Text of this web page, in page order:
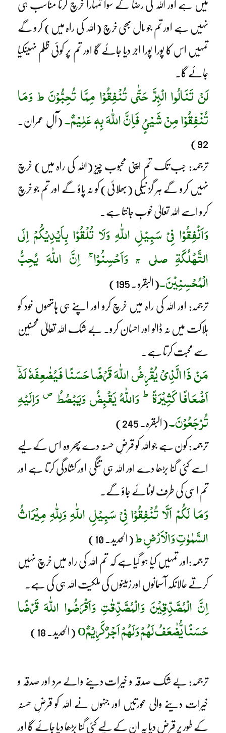
میں ہے اور اللہ کی رضا کے سوا تمہارا خرچ کرنا مناسب ہی
نہیں ہے اور تم جو مال بھی خرچ (اللہ کی راہ میں) کرو گے
تمہیں اس کا پورا پورا اجر دیا جائے گا اور تم پر کوئی ظلم نہیںکیا
جائے گا۔
لَنْ تَنَالُوا الْبِرَّ حَتّٰی تُنْفِقُوْا مِمَّا تُحِبُّوْنَ ط وَمَا
تُنْفِقُوْا مِنْ شَیْئٍ فَاِنَّ اللّٰہَ بِہٖ عَلِیْمٌ۔ (آلِ عمران۔
92)
ترجمہ: جب تک تم اپنی محبوب چیز (اللہ کی راہ میں) خرچ
نہیں کرو گے ہر گز نیکی (بھلائی) کو نہ پاؤ گے اور تم جو خرچ
کرو اسے اللہ تعالیٰ خوب جانتا ہے۔
وَاَنْفِقُوْا فِیْ سَبِیْلِ اللّٰہِ وَلَا تُلْقُوْا بِاَیْدِیْکُمْ اِلَی
التَّھْلُکَۃِ صلی ج وَاَحْسِنُوْاج اِنَّ اللّٰہَ یُحِبُّ
الْمُحْسِنِیْنَ۔(البقرہ۔ 195)
ترجمہ: اور اللہ کی راہ میں خرچ کرو اور اپنے ہی ہاتھوں خود کو
ہلاکت میں نہ ڈالو اور احسان کرو۔ بے شک اللہ تعالیٰ محسنین
سے محبت کرتا ہے۔
مَنْ ذَا الَّذِیْ یُقْرِضُ اللّٰہَ قَرْضًا حَسَنًا فَیُضٰعِفَہٗ لَہٗٓ
اَضْعَافًا کَثِیْرَۃًطوَاللّٰہُ یَقْبِضُ وَیَبْصُطُصوَاِلَیْہِ
تُرْجَعُوْنَ۔(البقرہ۔ 245)
ترجمہ: کون ہے جو اللہ کو قرضِ حسنہ دے پھر وہ اس کے لیے
اسے کئی گنا بڑھا دے اور اللہ ہی تنگی اور کشادگی کرتا ہے اور
تم اسی کی طرف لوٹائے جاؤ گے۔
وَمَا لَکُمْ اَلَّا تُنْفِقُوْا فِیْ سَبِیْلِ اللّٰہِ وَلِلّٰہِ مِیْرَاثُ
السَّمٰوٰتِ وَالْاَرْضِ ط (الحدید۔ 10)
ترجمہ:اور تمہیں کیا ہو گیا ہے کہ تم اللہ کی راہ میں خرچ نہیں
کرتے حالانکہ آسمانوں اور زمینوں کی ملکیت اللہ ہی کی ہے۔
اِنَّ الْمُصَّدِّقِیْنَ وَالْمُصَّدِّقٰتِ وَاَقْرَضُوا اللّٰہَ قَرْضًا
حَسَنًا یُّضٰعَفُ لَھُمْ وَلَھُمْ اَجْرٌ کَرِیْمٌo (الحدید۔ 18)
ترجمہ: بے شک صدقہ و خیرات دینے والے مرد اور صدقہ و
خیرات دینے والی عورتیں اور جنہوں نے اللہ کو قرضِ حسنہ
کے طور پر قرض دیا یہ ان کے لیے کئی گنا بڑھا دیا جائے گا اور